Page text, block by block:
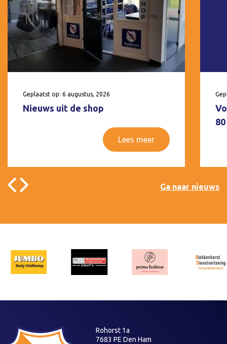
Geplaatst op: 6 augustus, 2026
Nieuws uit de shop
Lees meer
Ga naar nieuws
Rohorst 1a
7683 PE Den Ham